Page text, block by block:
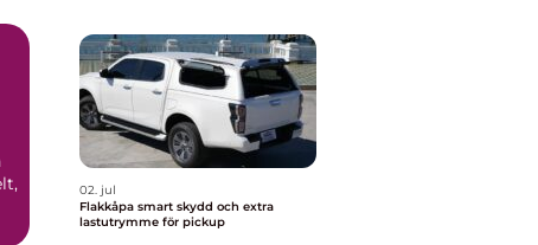
02. jul
Flakkåpa smart skydd och extra
lastutrymme för pickup